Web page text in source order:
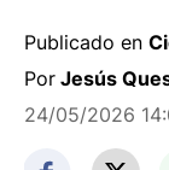
Publicado en
Por Jesús
24/05/2026